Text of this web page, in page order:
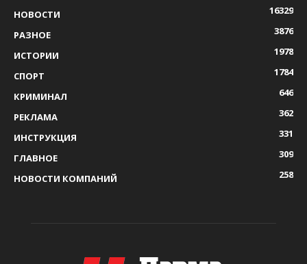
НОВОСТИ
16329
РАЗНОЕ
3876
ИСТОРИИ
1978
СПОРТ
1784
КРИМИНАЛ
646
РЕКЛАМА
362
ИНСТРУКЦИЯ
331
ГЛАВНОЕ
309
НОВОСТИ КОМПАНИЙ
258